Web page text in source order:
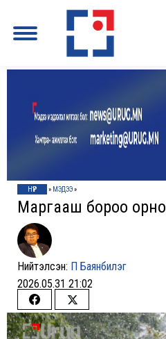
НҮҮР » МЭДЭЭ»
Маргааш бороо орно
Нийтэлсэн: П Баянбилэг
2026.05.31 21:02
Share
on
Share
on